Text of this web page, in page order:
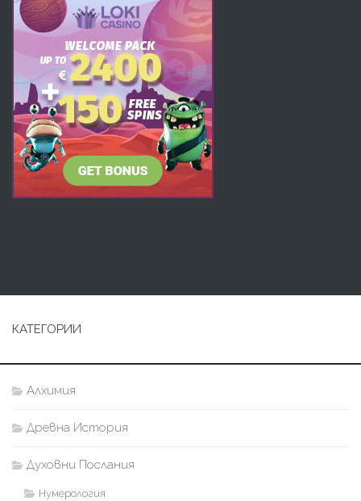
КАТЕГОРИИ
Алхимия
Древна История
Духовни Послания
Нумерология